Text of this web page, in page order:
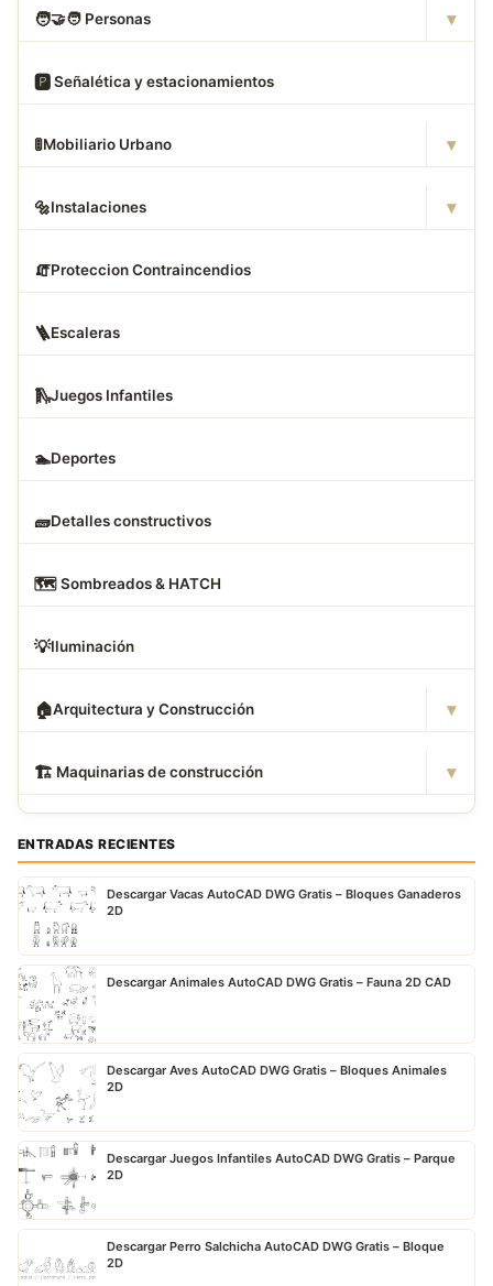
🧑‍🤝‍🧑 Personas ▾
🅿️ Señalética y estacionamientos
🚦Mobiliario Urbano ▾
🔩Instalaciones ▾
🧯Proteccion Contraincendios
🪜Escaleras
🛝Juegos Infantiles
🏊Deportes
🧱Detalles constructivos
🗺️ Sombreados & HATCH
💡Iluminación
🏠Arquitectura y Construcción ▾
🏗 ️ Maquinarias de construcción ▾
ENTRADAS RECIENTES
Descargar Vacas AutoCAD DWG Gratis – Bloques Ganaderos
2D
Descargar Animales AutoCAD DWG Gratis – Fauna 2D CAD
Descargar Aves AutoCAD DWG Gratis – Bloques Animales
2D
Descargar Juegos Infantiles AutoCAD DWG Gratis – Parque
2D
Descargar Perro Salchicha AutoCAD DWG Gratis – Bloque
2D